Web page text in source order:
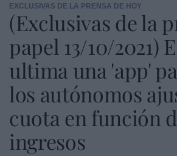
EXCLUSIVAS DE LA PRENSA DE HOY
(Exclusivas de la
papel 13/10/2021)
ultima una 'app'
los autónomos
cuota en función
ingresos